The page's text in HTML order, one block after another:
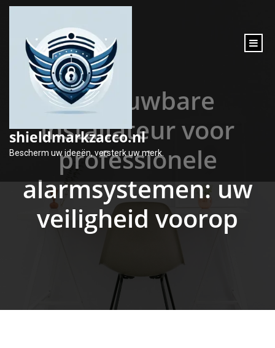
inhoud
shieldmarkzacco.nl
Bescherm uw ideeën, versterk uw merk.
Betrouwbare
installateur voor
professionele
alarmsystemen: uw
veiligheid voorop